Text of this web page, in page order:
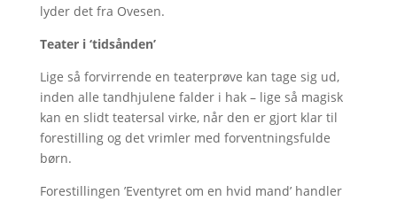
lyder det fra Ovesen.
Teater i ‘tidsånden’
Lige så forvirrende en teaterprøve kan tage sig ud,
inden alle tandhjulene falder i hak – lige så magisk
kan en slidt teatersal virke, når den er gjort klar til
forestilling og det vrimler med forventningsfulde
børn.
Forestillingen ’Eventyret om en hvid mand’ handler